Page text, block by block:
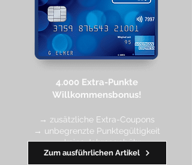
4.000 Extra-Punkte
Willkommensbonus!
→ zusätzliche Extra-Coupons
→ unbegrenzte Punktegültigkeit
→ keine Jahresgebühr
Zum ausführlichen Artikel